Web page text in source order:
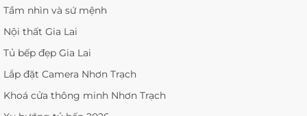
Tầm nhìn và sứ mệnh
Nội thất Gia Lai
Tủ bếp đẹp Gia Lai
Lắp đặt Camera Nhơn Trạch
Khoá cửa thông minh Nhơn Trạch